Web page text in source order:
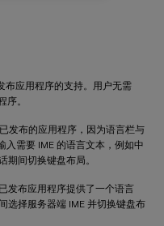
布应用程序的支持。用户无需
序。
发布的应用程序，因为语言栏与
需要 IME 的语言文本，例如中
期间切换键盘布局。
发布应用程序提供了一个语言
选择服务器端 IME 并切换键盘布